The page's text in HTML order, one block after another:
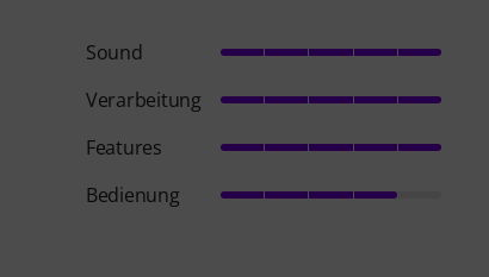
Sound
Verarbeitung
Features
Bedienung